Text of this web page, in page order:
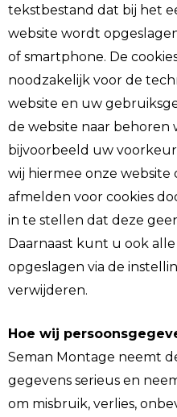
tekstbestand dat bij het
website wordt
of smartphone. De
noodzakelijk voor de
website en uw
de website naar
bijvoorbeeld uw
wij hiermee onze website
afmelden voor cookies
in te stellen dat deze
Daarnaast kunt u ook
opgeslagen via de
verwijderen.
Hoe wij
Seman Montage neemt
gegevens serieus en
om misbruik, verlies,